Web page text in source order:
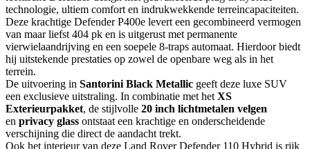
technologie, ultiem comfort en indrukwekkende terreincapaciteiten.
Deze krachtige Defender P400e levert een gecombineerd vermogen
van maar liefst 404 pk en is uitgerust met permanente
vierwielaandrijving en een soepele 8-traps automaat. Hierdoor biedt
hij uitstekende prestaties op zowel de openbare weg als in het
terrein.
De uitvoering in Santorini Black Metallic geeft deze luxe SUV
een exclusieve uitstraling. In combinatie met het XS
Exterieurpakket, de stijlvolle 20 inch lichtmetalen velgen
en privacy glass ontstaat een krachtige en onderscheidende
verschijning die direct de aandacht trekt.
Ook het interieur van deze Land Rover Defender 110 Hybrid is rijk